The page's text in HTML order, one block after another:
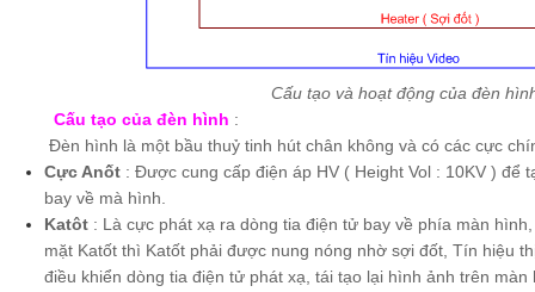
Cấu tạo và hoạt động của đèn
Cấu tạo của đèn hình :
Đèn hình là một bầu thuỷ tinh hút chân không và có các cực
Cực Anốt : Được cung cấp điện áp HV ( Height Vol : 10KV ) để
bay về mà hình.
Katôt : Là cực phát xạ ra dòng tia điện tử bay về phía màn
mặt Katốt thì Katốt phải được nung nóng nhờ sợi đốt, Tín hiệu
điều khiển dòng tia điện tử phát xạ, tái tạo lại hình ảnh trên màn